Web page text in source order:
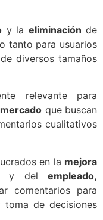
y la eliminación de
tanto para usuarios
diversos tamaños
relevante para
que buscan
cualitativos
en la mejora
y delempleado,
comentarios para
toma de decisiones